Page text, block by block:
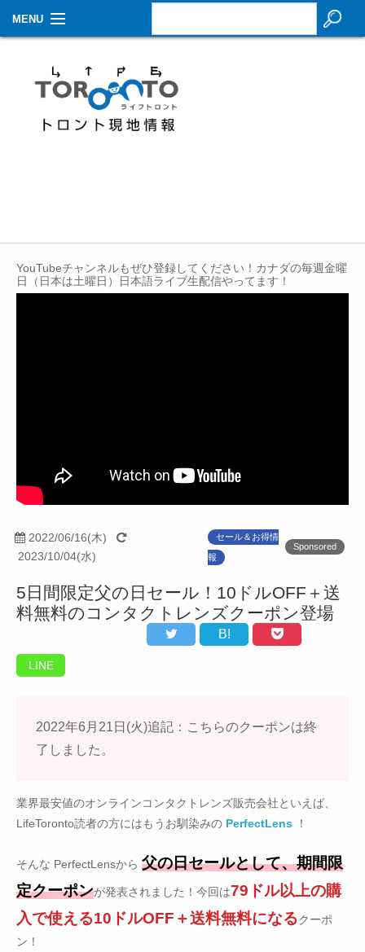
MENU
生活情報
その他
Contact
YouTubeチャンネルもぜひ登録してください！カナダの毎週金曜
日（日本は土曜日）日本語ライブ生配信やってます！
2022/06/16(木)
2023/10/04(水)
セール＆お得情
報
Sponsored
5日間限定父の日セール！10ドルOFF＋送
料無料のコンタクトレンズクーポン登場
B!
LINE
2022年6月21日(火)追記：こちらのクーポンは終
了しました。
業界最安値のオンラインコンタクトレンズ販売会社といえば、
LifeToronto読者の方にはもうお馴染みの PerfectLens ！
そんな PerfectLensから 父の日セールとして、期間限
定クーポンが発表されました！今回は79ドル以上の購
入で使える10ドルOFF＋送料無料になるクーポ
ン！